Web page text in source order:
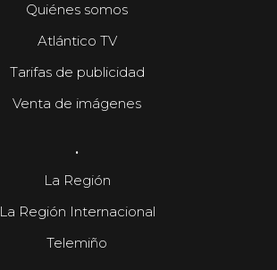
Quiénes somos
Atlántico TV
Tarifas de publicidad
Venta de imágenes
.
La Región
La Región Internacional
Telemiño